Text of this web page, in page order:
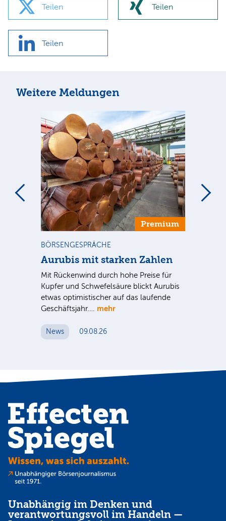
Teilen Teilen
Teilen
Weitere Meldungen
Premium
BÖRSENGESPRÄCHE
Aurubis mit starken Zahlen
Mit Rückenwind durch hohe Preise für
Kupfer und Schwefelsäure blickt Aurubis
etwas optimistischer auf das laufende
Geschäftsjahr.… mehr
News 09.08.26
Unabhängig im Denken und
verantwortungsvoll im Handeln —